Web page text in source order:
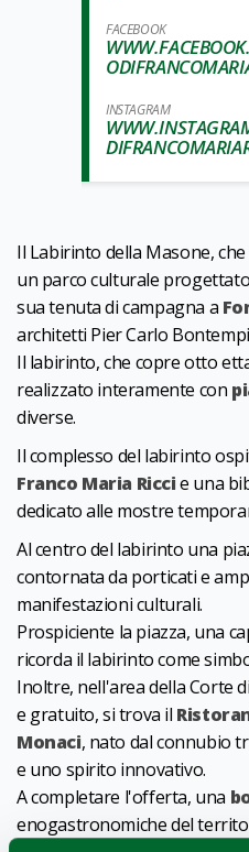
FACEBOOK
INSTAGRAM
Il Labirinto della Masone,
un parco culturale
sua tenuta di campagna a
architetti Pier Carlo
Il labirinto, che copre otto
realizzato interamente con
diverse.
Il complesso del labirinto
Franco Maria Riccie una
dedicato alle mostre
Al centro del labirinto una
contornata da porticati e
manifestazioni culturali.
Prospiciente la piazza, una
ricorda il labirinto come
Inoltre, nell'area della Corte
e gratuito, si trova il
Monaci, nato dal connubio
e uno spirito innovativo.
A completare l'offerta, una
enogastronomiche del